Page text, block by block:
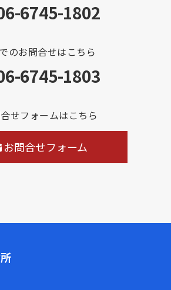
6745-1802
のお問合せはこちら
6745-1803
せフォームはこちら
お問合せフォーム